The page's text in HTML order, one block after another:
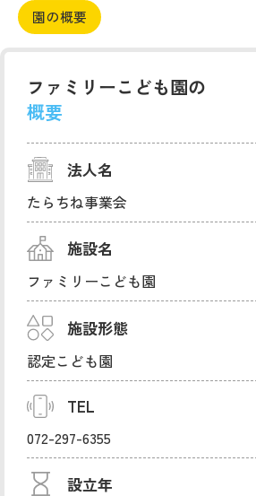
園の概要
ファミリーこども園の
概要
法人名
たらちね事業会
施設名
ファミリーこども園
施設形態
認定こども園
TEL
072-297-6355
設立年